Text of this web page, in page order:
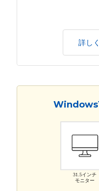
詳し
31.5インチ
モニター